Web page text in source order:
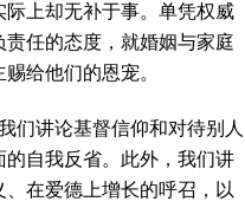
上却无补于事。单凭权威
任的态度，就婚姻与家庭
给他们的恩宠。
们讲论基督信仰和对待别人
自我反省。此外，我们讲
在爱德上增长的呼召，以